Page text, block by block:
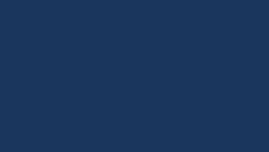
Celem konferencji jest prezentacja metod
ubezpieczeniach, finansach, bankowości, kolejnictwie,
Uczestnicy konferencji będą mieli możliwość